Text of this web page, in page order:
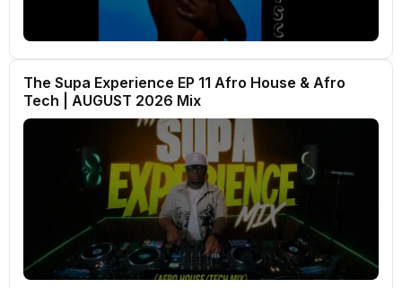
The Supa Experience EP 11 Afro House & Afro
Tech | AUGUST 2026 Mix